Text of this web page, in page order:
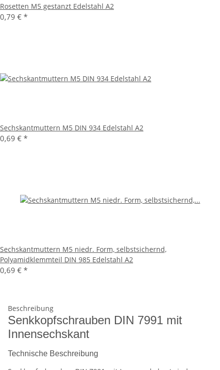
Rosetten M5 gestanzt Edelstahl A2
0,79 € *
Sechskantmuttern M5 DIN 934 Edelstahl A2
0,69 € *
Sechskantmuttern M5 niedr. Form, selbstsichernd,
Polyamidklemmteil DIN 985 Edelstahl A2
0,69 € *
Beschreibung
Senkkopfschrauben DIN 7991 mit
Innensechskant
Technische Beschreibung